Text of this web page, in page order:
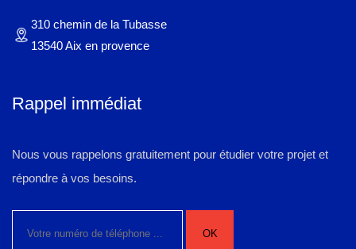
310 chemin de la Tubasse
13540 Aix en provence
Rappel immédiat
Nous vous rappelons gratuitement pour étudier votre projet et
répondre à vos besoins.